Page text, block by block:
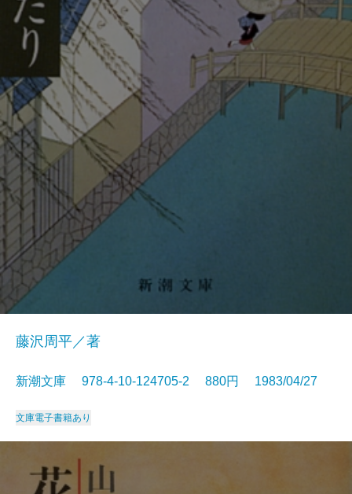
藤沢周平／著
新潮文庫 978-4-10-124705-2 880円 1983/04/27
文庫電子書籍あり